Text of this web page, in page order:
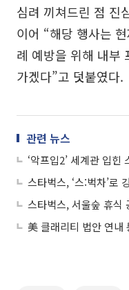
심려 끼쳐드린 점 진
이어 “해당 행사는
례 예방을 위해 내부
가겠다”고 덧붙였다.
관련 뉴스
스타벅스, ‘스:벅차’로